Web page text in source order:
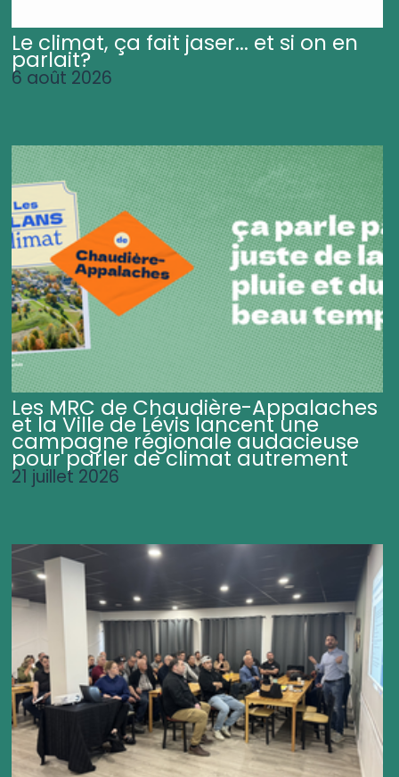
Le climat, ça fait jaser... et si on en
parlait?
6 août 2026
Les MRC de Chaudière-Appalaches
et la Ville de Lévis lancent une
campagne régionale audacieuse
pour parler de climat autrement
21 juillet 2026